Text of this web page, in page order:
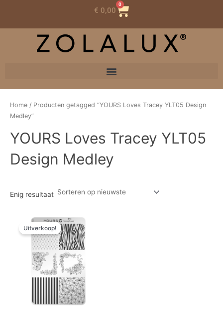
€ 0,00
0
Winkelwagen
Home / Producten getagged “YOURS Loves Tracey YLT05 Design
Medley”
YOURS Loves Tracey YLT05
Design Medley
Enig resultaat
Uitverkoop!
Oorspronkelijke
prijs
was:
€ 6,66.
Huidige
prijs
is:
€ 4,66.